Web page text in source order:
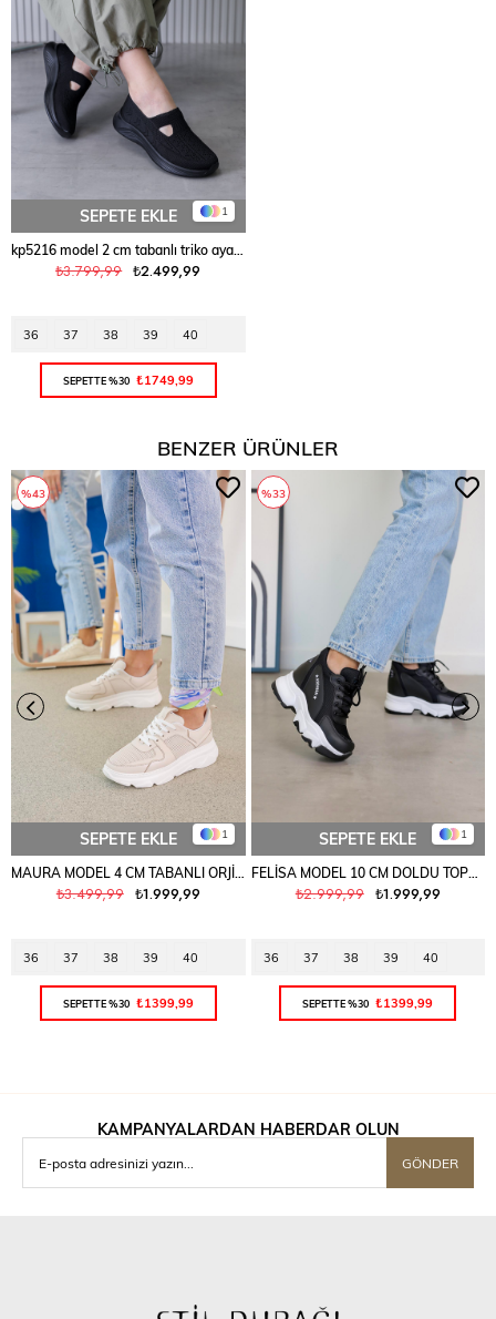
1
SEPETE EKLE
kp5216 model 2 cm tabanlı triko ayakkabı SIYAH
₺2.499,99
₺3.799,99
36 37 38 39 40
SEPETTE %30 ₺1749,99
BENZER ÜRÜNLER
1
SEPETE EKLE
₺1.999,99
₺3.499,99
36 37 38 39 40
SEPETTE %30 ₺1399,99
%43
1
SEPETE EKLE
FELİSA MODEL 10 CM DOLDU TOPUK YENİ SEZON SNEAKERS SPOR AYAKKABI SYH.FİLE
₺1.999,99
₺2.999,99
36 37 38 39 40
SEPETTE %30 ₺1399,99
%33
KAMPANYALARDAN HABERDAR OLUN
GÖNDER